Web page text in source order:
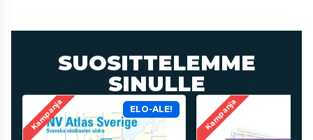
SUOSITTELEMME
SINULLE
Kampanja ELO-ALE! Kampanja